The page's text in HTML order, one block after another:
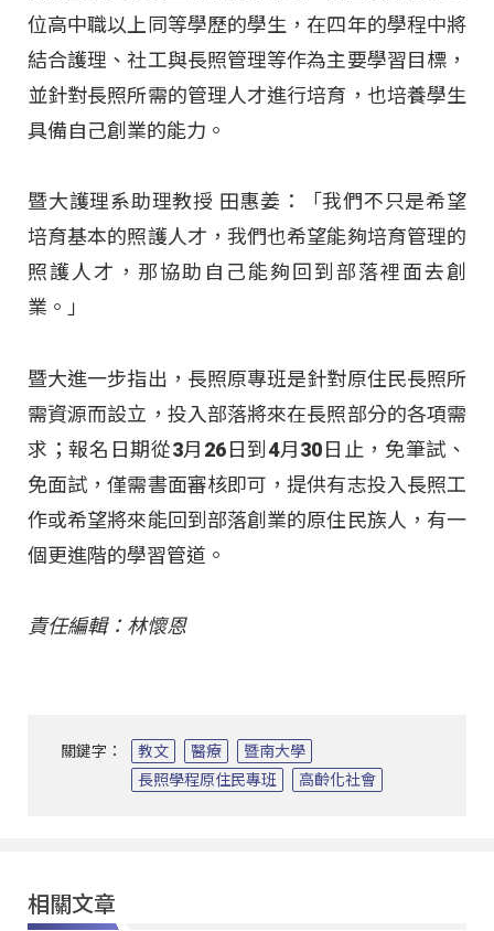
位高中職以上同等學歷的學生，在四年的學程中將
結合護理、社工與長照管理等作為主要學習目標，
並針對長照所需的管理人才進行培育，也培養學生
具備自己創業的能力。
暨大護理系助理教授 田惠姜：「我們不只是希望
培育基本的照護人才，我們也希望能夠培育管理的
照護人才，那協助自己能夠回到部落裡面去創
業。」
暨大進一步指出，長照原專班是針對原住民長照所
需資源而設立，投入部落將來在長照部分的各項需
求；報名日期從3月26日到4月30日止，免筆試、
免面試，僅需書面審核即可，提供有志投入長照工
作或希望將來能回到部落創業的原住民族人，有一
個更進階的學習管道。
責任編輯：林懷恩
關鍵字： 教文 醫療
暨南大學
長照學程原住民專班
高齡化社會
相關文章